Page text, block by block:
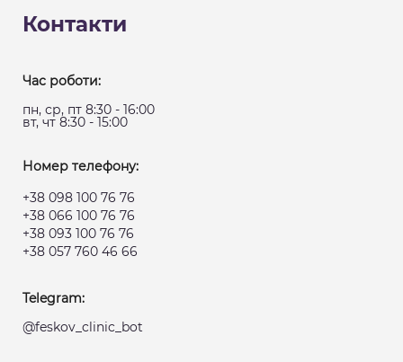
Контакти
Час роботи:
пн, ср, пт 8:30 - 16:00
вт, чт 8:30 - 15:00
Номер телефону:
+38 098 100 76 76
+38 066 100 76 76
+38 093 100 76 76
+38 057 760 46 66
Telegram:
@feskov_clinic_bot